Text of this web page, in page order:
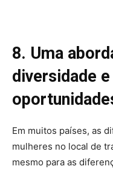
8. Uma
diversidade
Em muitos países, as
mulheres no local de
mesmo para as